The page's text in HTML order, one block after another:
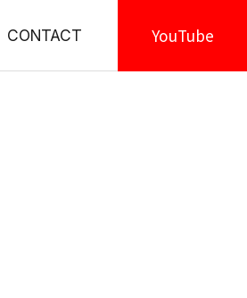
CONTACT YouTube